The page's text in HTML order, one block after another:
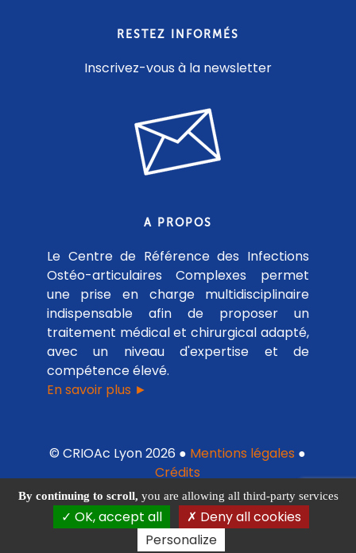
RESTEZ INFORMÉS
Inscrivez-vous à la newsletter
A PROPOS
Le Centre de Référence des Infections
Ostéo-articulaires Complexes permet
une prise en charge multidisciplinaire
indispensable afin de proposer un
traitement médical et chirurgical adapté,
avec un niveau d'expertise et de
compétence élevé.
En savoir plus ►
© CRIOAc Lyon 2026 ● Mentions légales ●
Crédits
By continuing to scroll, you are allowing all third-party services
OK, accept all
Deny all cookies
Personalize